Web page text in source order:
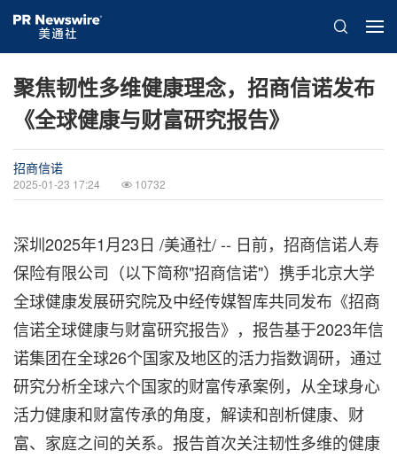
聚焦韧性多维健康理念，招商信诺发布
《全球健康与财富研究报告》
招商信诺
2025-01-23 17:24 10732
深圳2025年1月23日 /美通社/ -- 日前，招商信诺人寿
保险有限公司（以下简称"招商信诺"）携手北京大学
全球健康发展研究院及中经传媒智库共同发布《招商
信诺全球健康与财富研究报告》，报告基于2023年信
诺集团在全球26个国家及地区的活力指数调研，通过
研究分析全球六个国家的财富传承案例，从全球身心
活力健康和财富传承的角度，解读和剖析健康、财
富、家庭之间的关系。报告首次关注韧性多维的健康